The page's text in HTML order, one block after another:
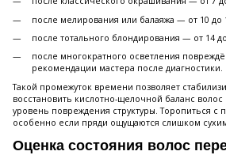
после мелирования или балаяжа — от 10 до
после тотального блондирования — от 14
после многократного осветления
рекомендации мастера после диагностики.
Такой промежуток времени позволяет
восстановить кислотно-щелочной баланс
уровень повреждения структуры. Торопиться с
особенно если пряди ощущаются слишком
Оценка состояния волос